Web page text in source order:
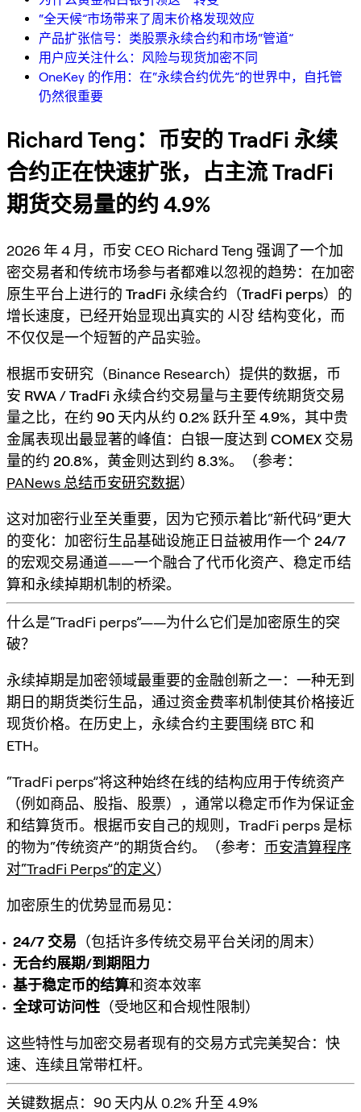
“全天候”市场带来了周末价格发现效应
产品扩张信号：类股票永续合约和市场“管道”
用户应关注什么：风险与现货加密不同
OneKey 的作用：在“永续合约优先”的世界中，自托管
仍然很重要
Richard Teng：币安的 TradFi 永续
合约正在快速扩张，占主流 TradFi
期货交易量的约 4.9%
2026 年 4 月，币安 CEO Richard Teng 强调了一个加
密交易者和传统市场参与者都难以忽视的趋势： 在加密
原生平台上进行的 TradFi 永续合约（TradFi perps）的
增长速度，已经开始显现出真实的 시장 结构变化，而
不仅仅是一个短暂的产品实验。
根据币安研究（Binance Research）提供的数据， 币
安 RWA / TradFi 永续合约交易量与主要传统期货交易
量之比，在约 90 天内从约 0.2% 跃升至 4.9%，其中贵
金属表现出最显著的峰值： 白银一度达到 COMEX 交易
量的约 20.8%，黄金则达到约 8.3%。
（参考：
PANews 总结币安研究数据）
这对加密行业至关重要，因为它预示着比“新代码”更大
的变化： 加密衍生品基础设施正日益被用作一个 24/7
的宏观交易通道——一个融合了代币化资产、稳定币结
算和永续掉期机制的桥梁。
什么是“TradFi perps”——为什么它们是加密原生的突
破？
永续掉期是加密领域最重要的金融创新之一： 一种无到
期日的期货类衍生品，通过资金费率机制使其价格接近
现货价格。在历史上，永续合约主要围绕 BTC 和
ETH。
“TradFi perps”将这种始终在线的结构应用于传统资产
（例如商品、股指、股票），通常以稳定币作为保证金
和结算货币。根据币安自己的规则，TradFi perps 是标
的物为“传统资产”的期货合约。（参考： 币安清算程序
对“TradFi Perps”的定义）
加密原生的优势显而易见：
24/7 交易 （包括许多传统交易平台关闭的周末）
无合约展期/到期阻力
基于稳定币的结算和资本效率
全球可访问性 （受地区和合规性限制）
这些特性与加密交易者现有的交易方式完美契合：快
速、连续且常带杠杆。
关键数据点：90 天内从 0.2% 升至 4.9%